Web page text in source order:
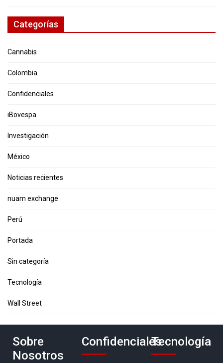
Categorías
Cannabis
Colombia
Confidenciales
iBovespa
Investigación
México
Noticias recientes
nuam exchange
Perú
Portada
Sin categoría
Tecnología
Wall Street
Sobre
Nosotros
ConfidencialesTecnología